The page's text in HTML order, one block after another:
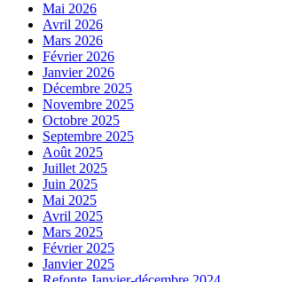
Mai 2026
Avril 2026
Mars 2026
Février 2026
Janvier 2026
Décembre 2025
Novembre 2025
Octobre 2025
Septembre 2025
Août 2025
Juillet 2025
Juin 2025
Mai 2025
Avril 2025
Mars 2025
Février 2025
Janvier 2025